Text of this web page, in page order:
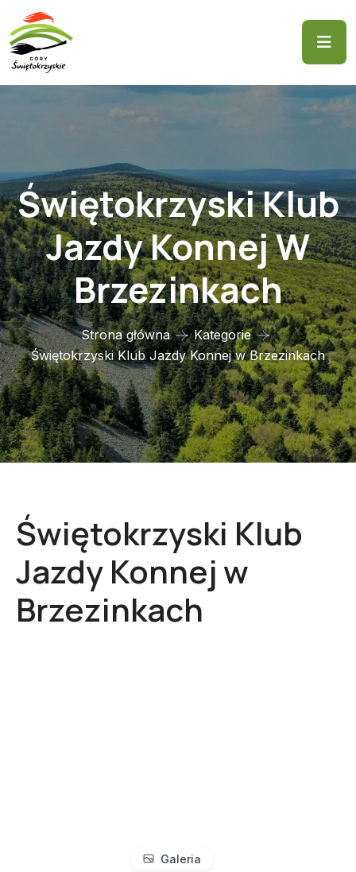
Świętokrzyski Klub
Jazdy Konnej W
Brzezinkach
Strona główna
Kategorie
Świętokrzyski Klub Jazdy Konnej w Brzezinkach
Świętokrzyski Klub
Jazdy Konnej w
Brzezinkach
Galeria